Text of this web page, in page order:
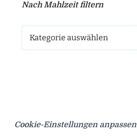
Nach Mahlzeit filtern
Cookie-Einstellungen anpassen